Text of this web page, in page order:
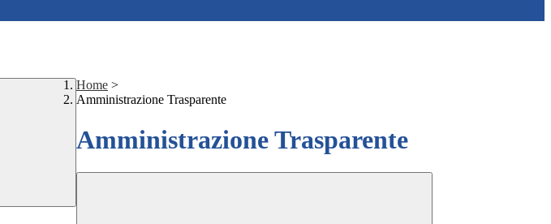
Home >
Amministrazione Trasparente
Amministrazione Trasparente